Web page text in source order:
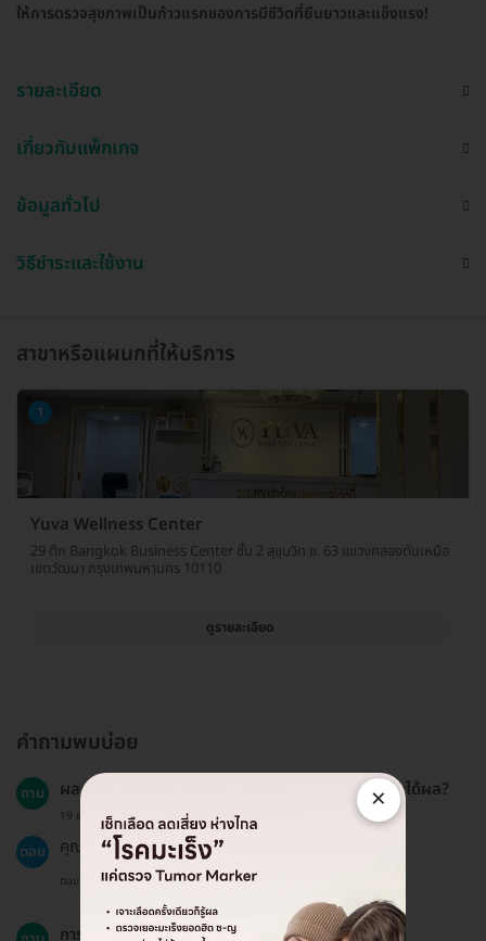
ให้การตรวจสุขภาพเป็นก้าวแรกของการมีชีวิตที่ยืนยาวและแข็งแรง!
รายละเอียด
เกี่ยวกับแพ็กเกจ
ข้อมูลทั่วไป
วิธีชำระและใช้งาน
สาขาหรือแผนกที่ให้บริการ
1
Yuva Wellness Center
29 ตึก Bangkok Business Center ชั้น 2 สุขุมวิท ซ. 63 แขวงคลองตันเหนือ
เขตวัฒนา กรุงเทพมหานคร 10110
ดูรายละเอียด
คำถามพบบ่อย
ถาม ผลการตรวจคัดกรองมะเร็งจะใช้เวลานานแค่ไหนถึงจะได้ผล?
19 ธ.ค. 2024
ตอบ คุณจะได้รับผลการตรวจภายในประมาณ 5-7 วัน.
ตอบโดยทีมงาน HD
การตรวจคัดกรองมะเร็งคืออะไร?
×